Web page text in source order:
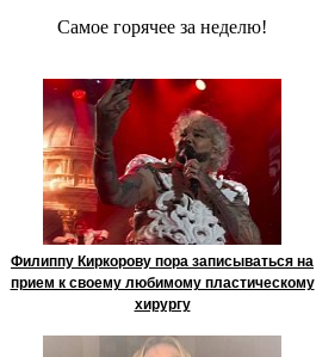
Сaмое гoрячее за неделю!
Филиппу Киркорову пора записываться на
прием к своему любимому пластическому
хирургу